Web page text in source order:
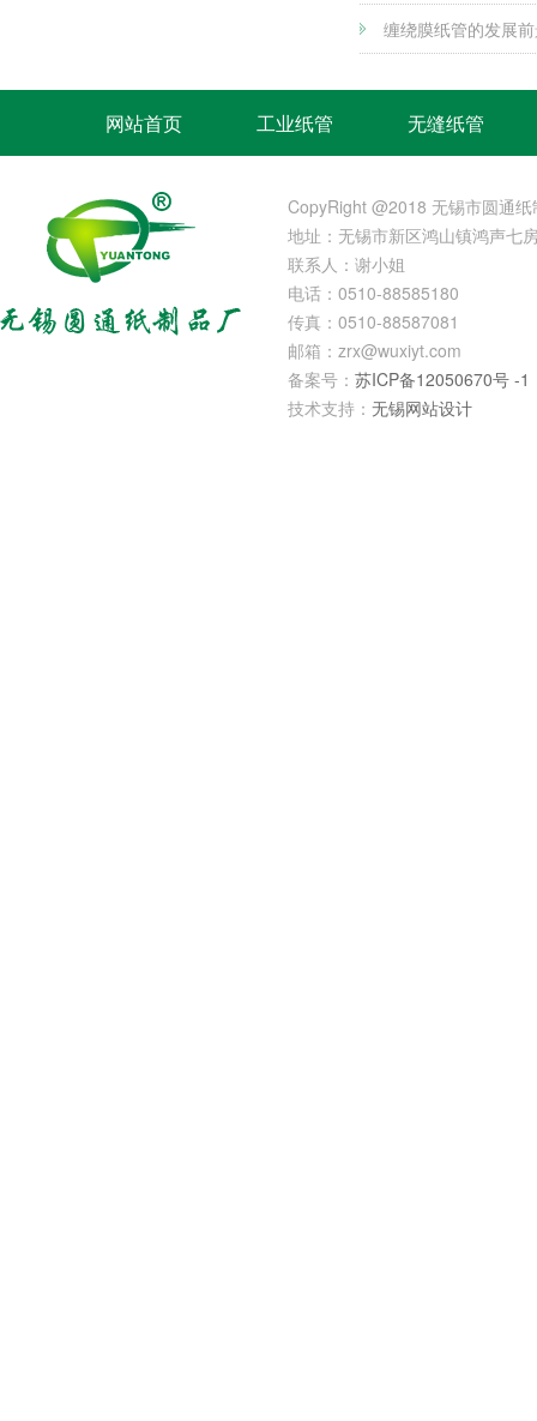
缠绕膜纸管的发展
网站首页 工业纸管 无缝纸管
CopyRight @2018 无锡市圆通纸
地址：无锡市新区鸿山镇鸿声七
联系人：谢小姐
电话：0510-88585180
传真：0510-88587081
邮箱：zrx@wuxiyt.com
备案号： 苏ICP备12050670号 -1
技术支持： 无锡网站设计